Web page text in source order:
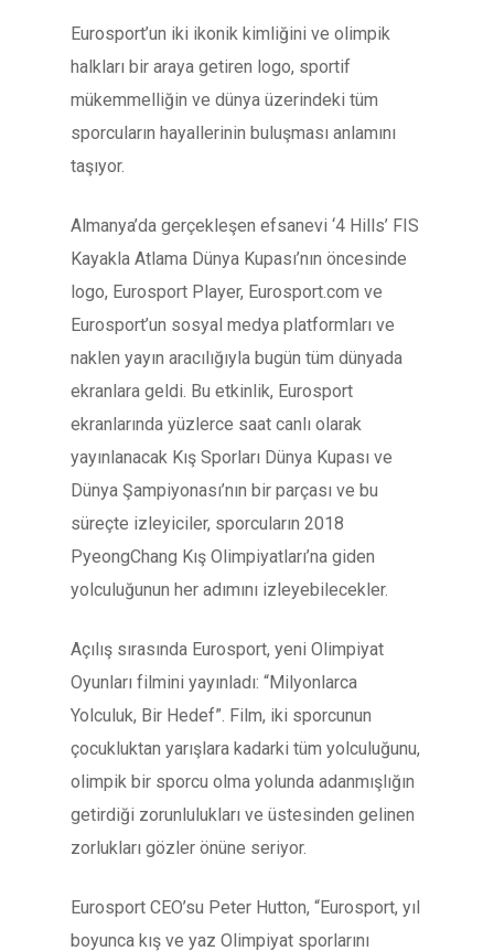
Eurosport’un iki ikonik kimliğini ve olimpik
halkları bir araya getiren logo, sportif
mükemmelliğin ve dünya üzerindeki tüm
sporcuların hayallerinin buluşması anlamını
taşıyor.
Almanya’da gerçekleşen efsanevi ‘4 Hills’ FIS
Kayakla Atlama Dünya Kupası’nın öncesinde
logo, Eurosport Player, Eurosport.com ve
Eurosport’un sosyal medya platformları ve
naklen yayın aracılığıyla bugün tüm dünyada
ekranlara geldi. Bu etkinlik, Eurosport
ekranlarında yüzlerce saat canlı olarak
yayınlanacak Kış Sporları Dünya Kupası ve
Dünya Şampiyonası’nın bir parçası ve bu
süreçte izleyiciler, sporcuların 2018
PyeongChang Kış Olimpiyatları’na giden
yolculuğunun her adımını izleyebilecekler.
Açılış sırasında Eurosport, yeni Olimpiyat
Oyunları filmini yayınladı: “Milyonlarca
Yolculuk, Bir Hedef”. Film, iki sporcunun
çocukluktan yarışlara kadarki tüm yolculuğunu,
olimpik bir sporcu olma yolunda adanmışlığın
getirdiği zorunlulukları ve üstesinden gelinen
zorlukları gözler önüne seriyor.
Eurosport CEO’su Peter Hutton, “Eurosport, yıl
boyunca kış ve yaz Olimpiyat sporlarını